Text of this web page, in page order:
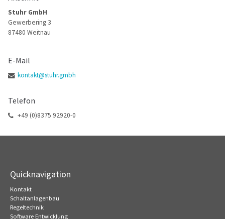
Stuhr GmbH
Gewerbering 3
87480 Weitnau
E-Mail
kontakt@stuhr.gmbh
Telefon
+49 (0)8375 92920-0
Quicknavigation
Kontakt
Schaltanlagenbau
Regeltechnik
Software Entwicklung